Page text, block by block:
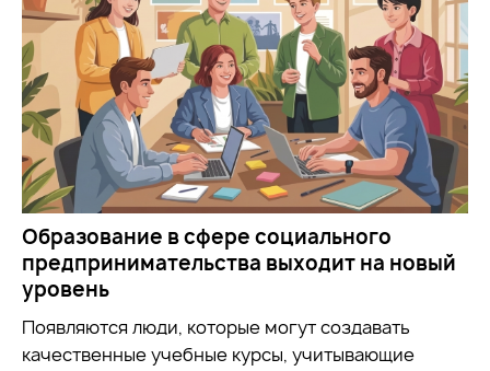
Образование в сфере социального
предпринимательства выходит на новый
уровень
Появляются люди, которые могут создавать
качественные учебные курсы, учитывающие